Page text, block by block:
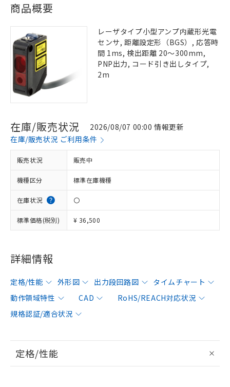
商品概要
レーザタイプ小型アンプ内蔵形光電
センサ, 距離設定形（BGS）, 応答時
間 1ms, 検出距離 20～300mm,
PNP出力, コード引き出しタイプ,
2m
在庫/販売状況
2026/08/07 00:00 情報更新
在庫/販売状況 ご利用条件
販売状況 販売中
機種区分 標準在庫機種
在庫状況 〇
標準価格(税別) ¥ 36,500
詳細情報
定格/性能 外形図 出力段回路図
タイムチャート
動作領域特性
CAD
RoHS/REACH対応状況
規格認証/適合状況
定格/性能